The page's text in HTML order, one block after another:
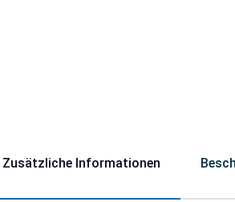
Zusätzliche Informationen